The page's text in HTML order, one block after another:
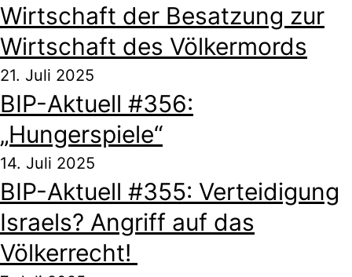
Wirtschaft der Besatzung zur
Wirtschaft des Völkermords
21. Juli 2025
BIP-Aktuell #356:
„Hungerspiele“
14. Juli 2025
BIP-Aktuell #355: Verteidigung
Israels? Angriff auf das
Völkerrecht!